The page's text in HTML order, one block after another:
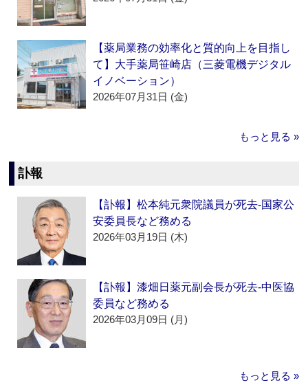
【薬局業務の効率化と質的向上を目指し
て】大手薬局笹崎店（三菱電機デジタル
イノベーション）
2026年07月31日 (金)
もっと見る »
訃報
【訃報】松本純元衆院議員が死去‐国家公
安委員長など務める
2026年03月19日 (木)
【訃報】漆畑日薬元副会長が死去‐中医協
委員など務める
2026年03月09日 (月)
もっと見る »